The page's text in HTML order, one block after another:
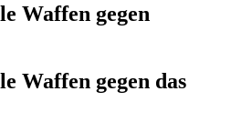
Waffen gegen
Waffen gegen das